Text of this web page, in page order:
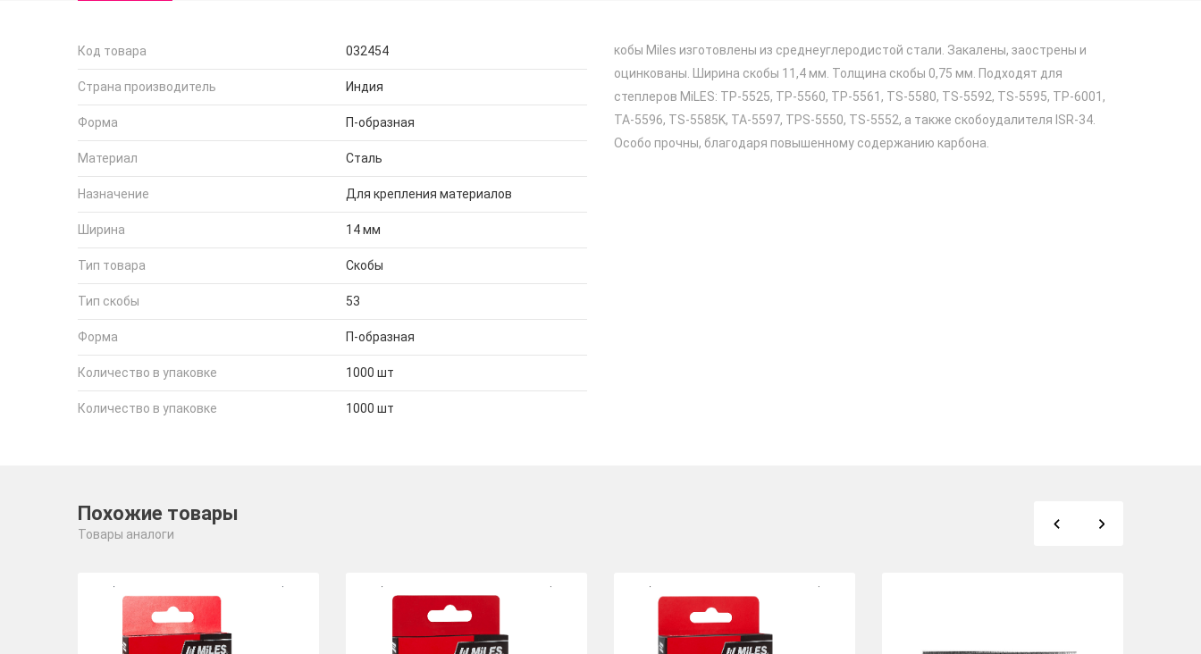
Код товара 032454
Страна производитель Индия
Форма П-образная
Материал Сталь
Назначение Для крепления материалов
Ширина 14 мм
Тип товара Скобы
Тип скобы 53
Форма П-образная
Количество в упаковке 1000 шт
Количество в упаковке 1000 шт
кобы Miles изготовлены из среднеуглеродистой стали. Закалены, заострены и
оцинкованы. Ширина скобы 11,4 мм. Толщина скобы 0,75 мм. Подходят для
степлеров MiLES: TP-5525, TP-5560, TP-5561, TS-5580, TS-5592, TS-5595, TP-6001,
TA-5596, TS-5585K, TA-5597, TPS-5550, TS-5552, а также скобоудалителя ISR-34.
Особо прочны, благодаря повышенному содержанию карбона.
Похожие товары
Товары аналоги